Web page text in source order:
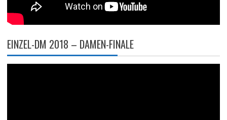
EINZEL-DM 2018 – DAMEN-FINALE